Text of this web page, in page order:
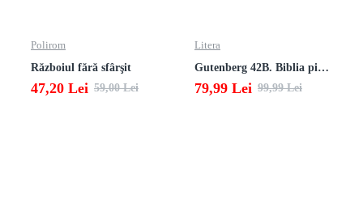
Polirom
Războiul fără sfârşit
47,20 Lei 59,00 Lei
Litera
Gutenberg 42B. Biblia pierduta
79,99 Lei 99,99 Lei